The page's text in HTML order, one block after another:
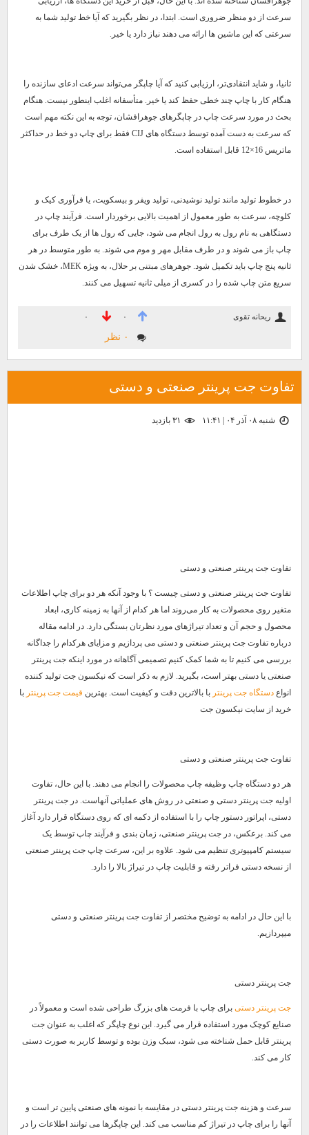
سرعت از دو منظر ضروری است. ابتدا، در نظر بگیرید که آیا خط تولید شما به
سرعتی که این ماشین ها ارائه می دهند نیاز دارد یا خیر.
ثانیا، و شاید انتقادی‌تر، ارزیابی کنید که آیا چاپگر می‌تواند سرعت ادعای سازنده را
هنگام کار با چاپ چند خطی حفظ کند یا خیر. متأسفانه اغلب اینطور نیست. هنگام
بحث در مورد سرعت چاپ در چاپگرهای جوهرافشان، توجه به این نکته مهم است
که سرعت به دست آمده توسط دستگاه های CIJ فقط برای چاپ دو خط در حداکثر
ماتریس 16×12 قابل استفاده است.
در خطوط تولید مانند تولید نوشیدنی، تولید ویفر و بیسکویت، یا فرآوری کیک و
کلوچه، سرعت به طور معمول از اهمیت بالایی برخوردار است. فرآیند چاپ در
دستگاهی به نام رول به رول انجام می شود، جایی که رول ها از یک طرف برای
چاپ باز می شوند و در طرف مقابل مهر و موم می شوند. به طور متوسط ​​در هر
ثانیه پنج چاپ باید تکمیل شود. جوهرهای مبتنی بر حلال، به ویژه MEK، خشک شدن
سریع متن چاپ شده را در کسری از میلی ثانیه تسهیل می کنند.
ریحانه تقوی ۰ ۰
۰ نظر
تفاوت جت پرینتر صنعتی و دستی
شنبه ۰۸ آذر ۰۴ | ۱۱:۴۱
تفاوت جت پرینتر صنعتی و دستی
تفاوت جت پرینتر صنعتی و دستی چیست ؟ با وجود آنکه هر دو برای چاپ اطلاعات
متغیر روی محصولات به کار می‌روند اما هر کدام از آنها به زمینه کاری، ابعاد
محصول و حجم آن و تعداد تیراژهای مورد نظرتان بستگی دارد. در ادامه مقاله
درباره تفاوت جت پرینتر صنعتی و دستی می پردازیم و مزایای هرکدام را جداگانه
بررسی می کنیم تا به شما کمک کنیم تصمیمی آگاهانه در مورد اینکه جت پرینتر
صنعتی یا دستی بهتر است، بگیرید. لازم به ذکر است که نیکسون جت تولید کننده
انواع دستگاه جت پرینتر با بالاترین دقت و کیفیت است. بهترین قیمت جت پرینتر با
خرید از سایت نیکسون جت
تفاوت جت پرینتر صنعتی و دستی
هر دو دستگاه چاپ وظیفه چاپ محصولات را انجام می دهند. با این حال، تفاوت
اولیه جت پرینتر دستی و صنعتی در روش های عملیاتی آنهاست. در جت پرینتر
دستی، اپراتور دستور چاپ را با استفاده از دکمه ای که روی دستگاه قرار دارد آغاز
می کند. برعکس، در جت پرینتر صنعتی، زمان بندی و فرآیند چاپ توسط یک
سیستم کامپیوتری تنظیم می شود. علاوه بر این، سرعت چاپ جت پرینتر صنعتی
از نسخه دستی فراتر رفته و قابلیت چاپ در تیراژ بالا را دارد.
با این حال در ادامه به توضیح مختصر از تفاوت جت پرینتر صنعتی و دستی
میپردازیم.
جت پرینتر دستی
جت پرینتر دستی برای چاپ با فرمت های بزرگ طراحی شده است و معمولاً در
صنایع کوچک مورد استفاده قرار می گیرد. این نوع چاپگر که اغلب به عنوان جت
پرینتر قابل حمل شناخته می شود، سبک وزن بوده و توسط کاربر به صورت دستی
کار می کند.
سرعت و هزینه جت پرینتر دستی در مقایسه با نمونه های صنعتی پایین تر است و
آنها را برای چاپ در تیراژ کم مناسب می کند. این چاپگرها می توانند اطلاعات را در